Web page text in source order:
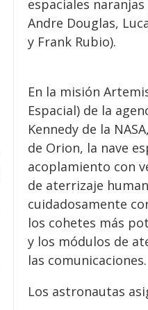
En la misión
Espacial) de la
Kennedy de la
de Orion, la nave
acoplamiento con
de aterrizaje
cuidadosamente
los cohetes más
y los módulos de
las comunicaciones.
Los astronautas